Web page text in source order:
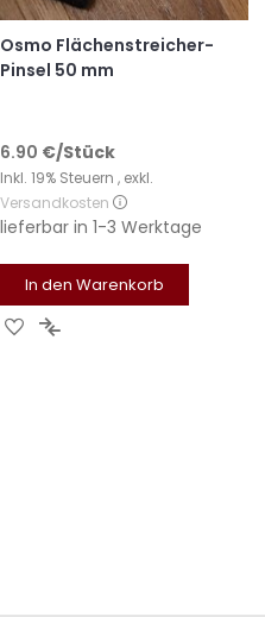
Osmo Flächenstreicher-
Pinsel 50 mm
6.90 €/Stück
Inkl. 19% Steuern , exkl.
Versandkosten
lieferbar in 1-3 Werktage
In den Warenkorb
Zur Zur